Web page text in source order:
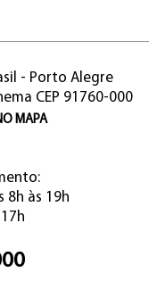
- Porto Alegre
CEP 91760-000
MAPA
8h às 19h